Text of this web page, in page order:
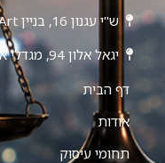
ש"י עגנון 16, בניין B-Art קומה 6, קריית מוצקין
יגאל אלון 94, מגדלי אלון 2 קומה 31, תל-אביב
דף הבית
אודות
תחומי עיסוק